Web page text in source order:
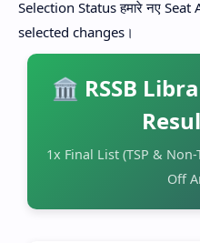
Selection Status हमारे नए
selected changes।
🏛️ RSSB
1x Final List (TSP &
Off